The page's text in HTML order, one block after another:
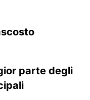
parte degli